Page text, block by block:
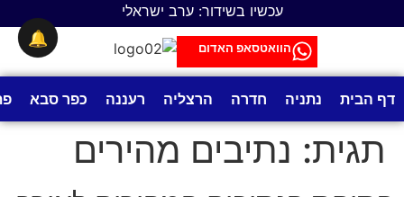
עכשיו בשידור: ערב ישראלי
הוואטסאפ האדום
דף הבית נתניה חדרה הרצליה רעננה כפר סבא
תגית: נתיבים מהירים
🔔